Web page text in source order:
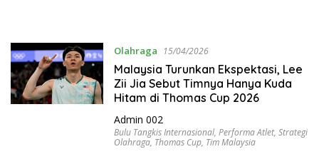
Olahraga 15/04/2026
Malaysia Turunkan Ekspektasi, Lee
Zii Jia Sebut Timnya Hanya Kuda
Hitam di Thomas Cup 2026
Admin 002
Bulu Tangkis Internasional, Performa Atlet, Strategi
Olahraga, Thomas Cup, Tim Malaysia